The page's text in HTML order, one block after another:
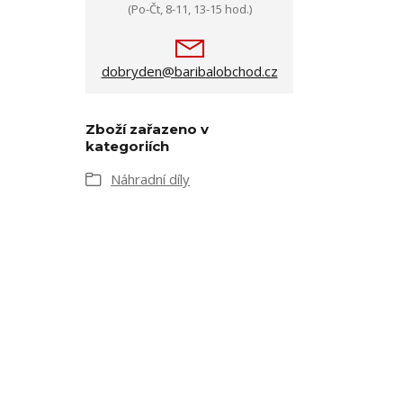
(Po-Čt, 8-11, 13-15 hod.)
dobryden@baribalobchod.cz
Zboží zařazeno v
kategoriích
Náhradní díly